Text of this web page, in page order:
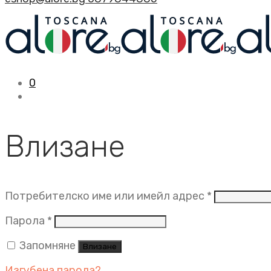
0
Влизане
Потребителско име или имейл адрес *
Парола * Задължително
Запомняне
Влизане